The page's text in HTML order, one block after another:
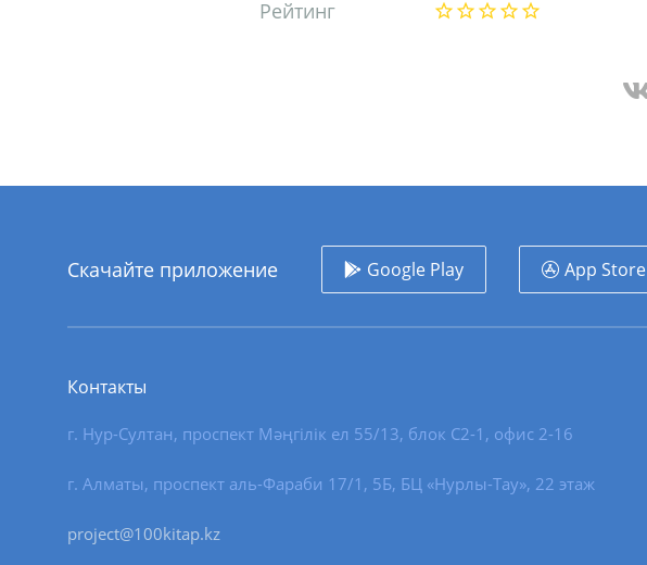
Рейтинг
Скачайте приложение Google Play App Store
Контакты
г. Нур-Султан, проспект Мәңгілік ел 55/13, блок С2-1, офис 2-16
г. Алматы, проспект аль-Фараби 17/1, 5Б, БЦ «Нурлы-Тау», 22 этаж
project@100kitap.kz